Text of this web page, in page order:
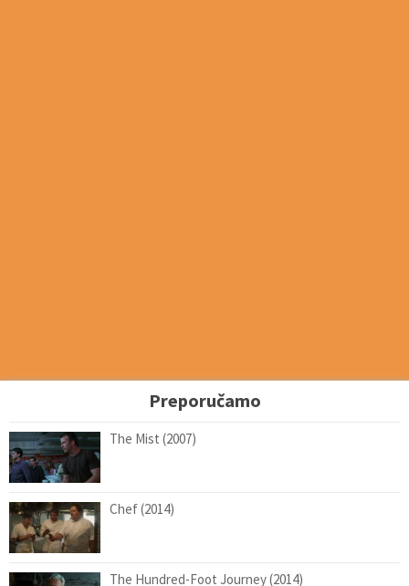
Preporučamo
The Mist (2007)
Chef (2014)
The Hundred-Foot Journey (2014)